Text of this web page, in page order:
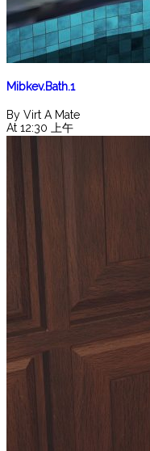
Mibkev.Bath.1
By Virt A Mate
At 12:30 上午